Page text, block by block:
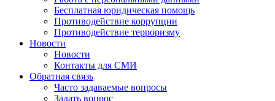
Бесплатная юридическая помощь
Противодействие коррупции
Противодействие терроризму
Новости
Новости
Контакты для СМИ
Обратная связь
Часто задаваемые вопросы
Задать вопрос